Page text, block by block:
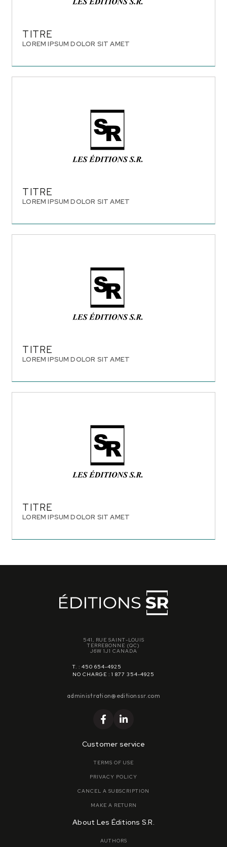
TITRE
LOREM IPSUM DOLOR SIT AMET
TITRE
LOREM IPSUM DOLOR SIT AMET
TITRE
LOREM IPSUM DOLOR SIT AMET
TITRE
LOREM IPSUM DOLOR SIT AMET
541, RUE SAINT-LOUIS
TERREBONNE (QC)
J6W 1J1 CANADA
T. : 450 654-4925
NO CHARGE : 1 877 354-4925
administration@editionssr.com
Customer service
TERMS OF USE
PRIVACY POLICY
CANCEL A SUBSCRIPTION
MAKE A RETURN
About Les Éditions S.R.
AUTHORS